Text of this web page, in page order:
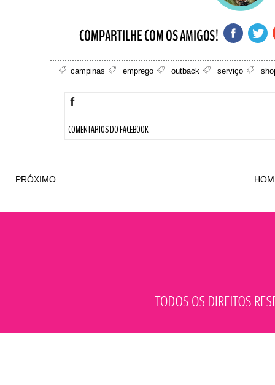
campinas emprego outback serviço
COMENTÁRIOS DO FACEBOOK
PRÓXIMO